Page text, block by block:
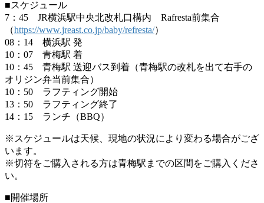
■スケジュール
7：45 JR横浜駅中央北改札口構内 Rafresta前集合
（https://www.jreast.co.jp/baby/refresta/）
08：14 横浜駅 発
10：07 青梅駅 着
10：45 青梅駅 送迎バス到着（青梅駅の改札を出て右手の
オリジン弁当前集合）
10：50 ラフティング開始
13：50 ラフティング終了
14：15 ランチ（BBQ）
※スケジュールは天候、現地の状況により変わる場合がござ
います。
※切符をご購入される方は青梅駅までの区間をご購入くださ
い。
■開催場所